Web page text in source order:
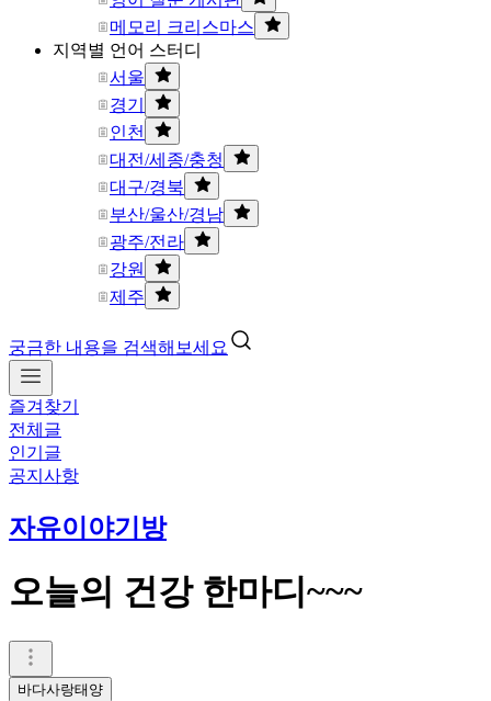
메모리 크리스마스
지역별 언어 스터디
서울
경기
인천
대전/세종/충청
대구/경북
부산/울산/경남
광주/전라
강원
제주
궁금한 내용을 검색해보세요
즐겨찾기
전체글
인기글
공지사항
자유이야기방
오늘의 건강 한마디~~~
바다사랑태양